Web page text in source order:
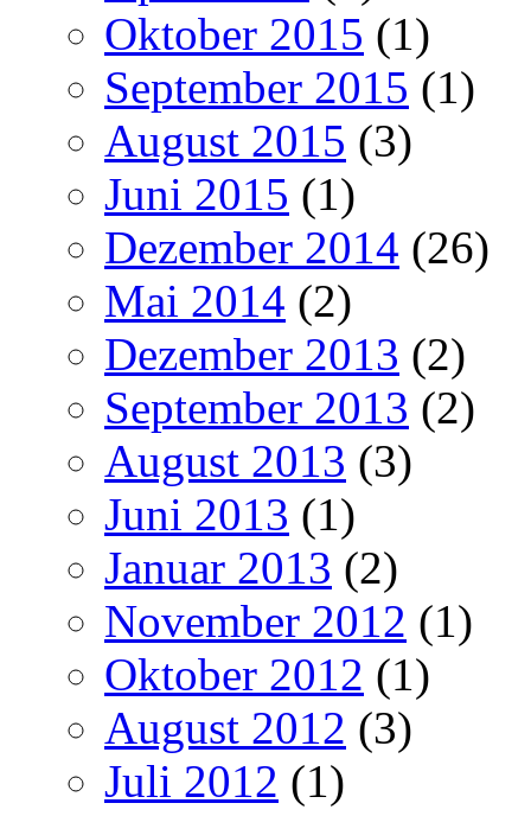
Oktober 2015 (1)
September 2015 (1)
August 2015 (3)
Juni 2015 (1)
Dezember 2014 (26)
Mai 2014 (2)
Dezember 2013 (2)
September 2013 (2)
August 2013 (3)
Juni 2013 (1)
Januar 2013 (2)
November 2012 (1)
Oktober 2012 (1)
August 2012 (3)
Juli 2012 (1)